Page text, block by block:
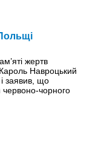
жертв
Навроцький
заявив, що
червоно-чорного